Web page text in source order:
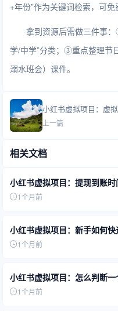
+年份”作为关键词检索，可免
拿到资源后需做三件事
学/中学”分类；③重点整理节
溺水班会）课件。
上一篇
相关文档
小红书虚拟项目：提现到账时
1个月前
小红书虚拟项目：新手如何快
1个月前
小红书虚拟项目：怎么判断一
1个月前